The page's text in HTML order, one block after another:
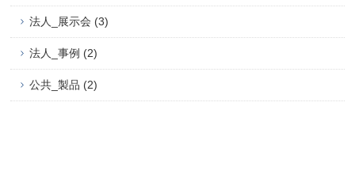
法人_展示会 (3)
法人_事例 (2)
公共_製品 (2)